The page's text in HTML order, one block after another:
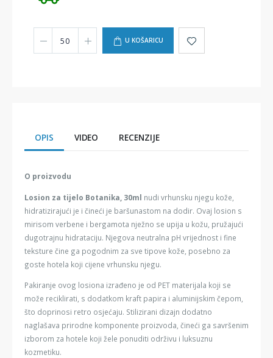
U KOŠARICU
OPIS VIDEO RECENZIJE
O proizvodu
Losion za tijelo Botanika, 30ml nudi vrhunsku njegu kože,
hidratizirajući je i čineći je baršunastom na dodir. Ovaj losion s
mirisom verbene i bergamota nježno se upija u kožu, pružajući
dugotrajnu hidrataciju. Njegova neutralna pH vrijednost i fine
teksture čine ga pogodnim za sve tipove kože, posebno za
goste hotela koji cijene vrhunsku njegu.
Pakiranje ovog losiona izrađeno je od PET materijala koji se
može reciklirati, s dodatkom kraft papira i aluminijskim čepom,
što doprinosi retro osjećaju. Stilizirani dizajn dodatno
naglašava prirodne komponente proizvoda, čineći ga savršenim
izborom za hotele koji žele ponuditi održivu i luksuznu
kozmetiku.